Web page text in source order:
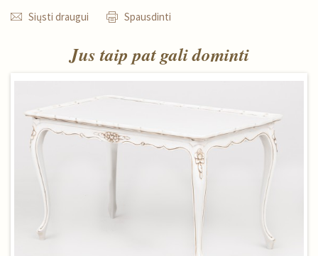
Siųsti draugui Spausdinti
Jus taip pat gali dominti